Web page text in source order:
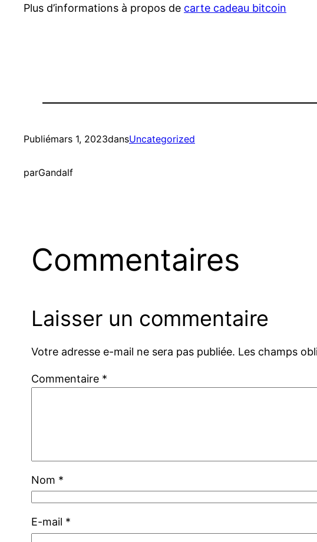
Plus d’informations à propos de carte cadeau bitcoin
Publiémars 1, 2023dansUncategorized
parGandalf
Commentaires
Laisser un commentaire
Votre adresse e-mail ne sera pas publiée. Les champs
Commentaire *
Nom *
E-mail *